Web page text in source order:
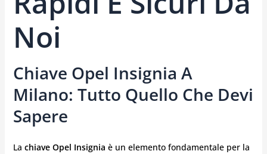
Noi
Chiave Opel Insignia A
Milano: Tutto Quello Che Devi
Sapere
La chiave Opel Insignia è un elemento fondamentale per la